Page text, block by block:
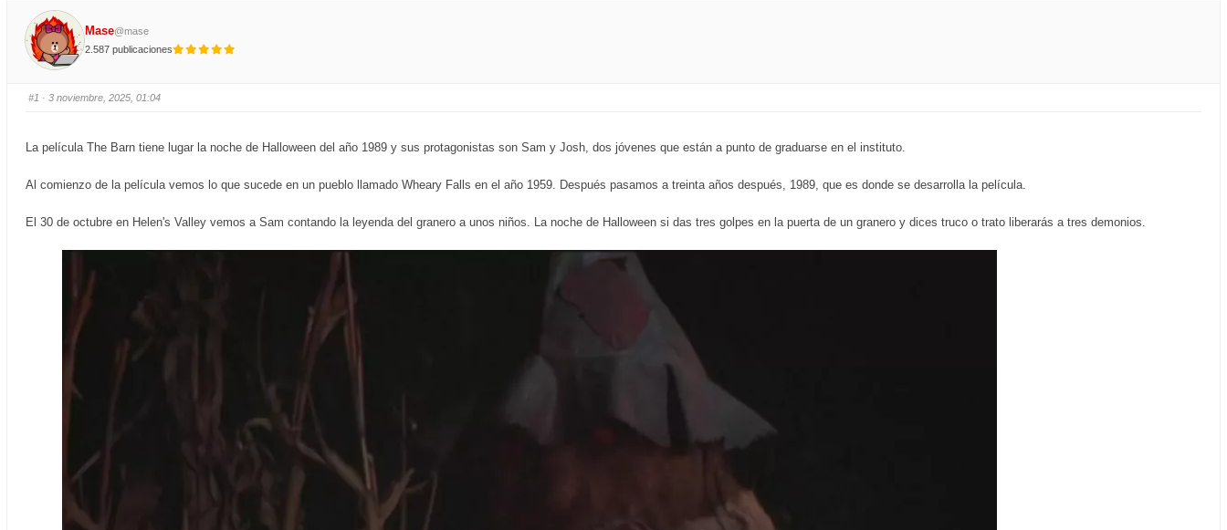
Mase@mase
2.587 publicaciones
#1 · 3 noviembre, 2025, 01:04
La película The Barn tiene lugar la noche de Halloween del año 1989 y sus protagonistas son Sam y Josh, dos jóvenes que están a punto de graduarse en el instituto.
Al comienzo de la película vemos lo que sucede en un pueblo llamado Wheary Falls en el año 1959. Después pasamos a treinta años después, 1989, que es donde se desarrolla la película.
El 30 de octubre en Helen's Valley vemos a Sam contando la leyenda del granero a unos niños. La noche de Halloween si das tres golpes en la puerta de un granero y dices truco o trato liberarás a tres demonios.